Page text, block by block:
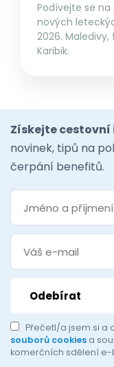
Podívejte se
nových
2026. Maledivy,
Karibik.
Získejte
novinek, tipů na
čerpání benefitů.
Přečetl/a jsem si a
souborů cookies a
komerčních sdělení